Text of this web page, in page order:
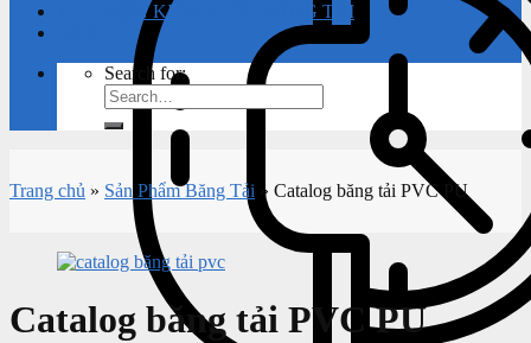
THƯ VIỆN KIẾN THỨC BĂNG TẢI
Search for:
Trang chủ » Sản Phẩm Băng Tải » Catalog băng tải PVC PU
Catalog băng tải PVC PU